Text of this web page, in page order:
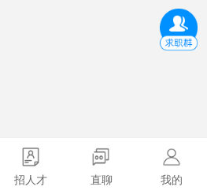
招人才 直聊 我的